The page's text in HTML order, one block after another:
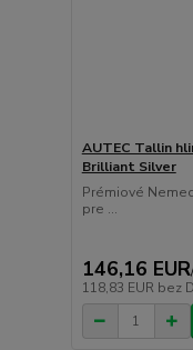
AUTEC Tallin
Brilliant Silver
Prémiové
pre ...
146,16 EUR/
118,83 EUR bez